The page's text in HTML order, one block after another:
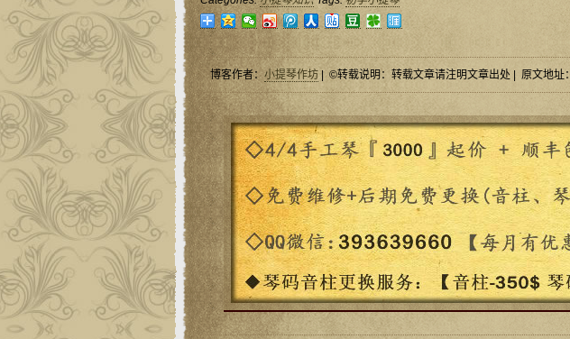
博客作者：小提琴作坊 | ©转载说明：转载文章请注明文章出处 | 原文地址：